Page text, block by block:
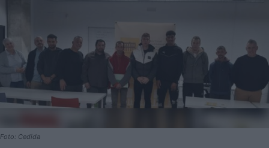
Foto: Cedida